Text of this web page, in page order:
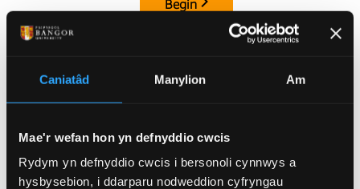
Caniatâd Manylion Am
Mae'r wefan hon yn defnyddio cwcis
Rydym yn defnyddio cwcis i bersonoli cynnwys a
hysbysebion, i ddarparu nodweddion cyfryngau